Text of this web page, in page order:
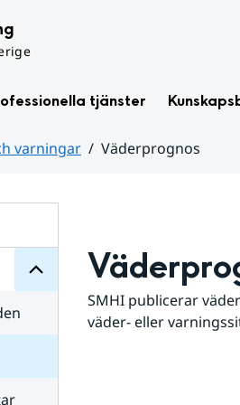
tjänster
varningar
Väderprognos
för
SMHI publicerar
väder- eller